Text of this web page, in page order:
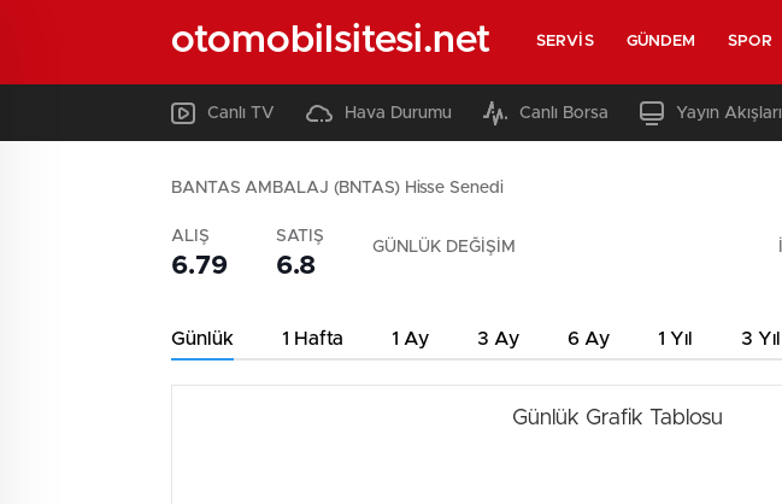
otomobilsitesi.net SERVIS GÜNDEM SPOR
Canlı TV Hava Durumu Canlı Borsa Yayın Akışları
BANTAS AMBALAJ (BNTAS) Hisse Senedi
ALIŞ
6.79
SATIŞ
6.8
GÜNLÜK DEĞİŞİM
Günlük 1 Hafta 1 Ay 3 Ay 6 Ay 1 Yıl 3 Yıl
Günlük Grafik Tablosu